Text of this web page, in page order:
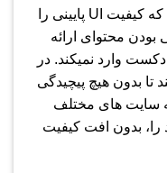
است. فید پادکست برخلاف فید rss که کیفیت UI پایینی را
بودن محتوای ارائه
وارد نمیکند. در
تا بدون هیچ پیچیدگی
سایت های مختلف
را، بدون افت کیفیت